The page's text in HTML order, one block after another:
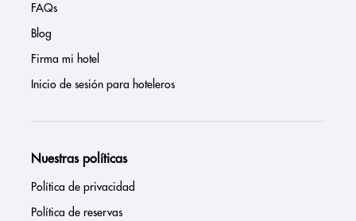
FAQs
Blog
Firma mi hotel
Inicio de sesión para hoteleros
Nuestras políticas
Política de privacidad
Política de reservas